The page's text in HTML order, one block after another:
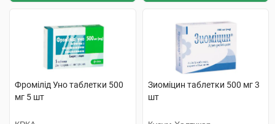
Фромілід Уно таблетки 500
мг 5 шт
Зиоміцин таблетки 500 мг 3
шт